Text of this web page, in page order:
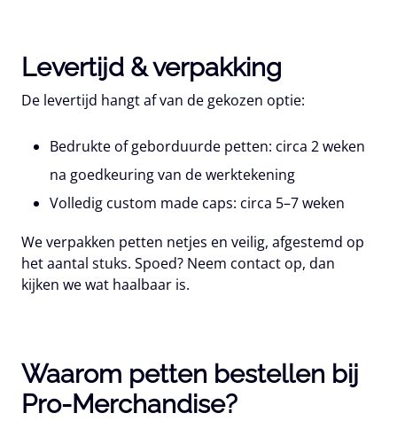
Levertijd & verpakking
De levertijd hangt af van de gekozen optie:
Bedrukte of geborduurde petten: circa 2 weken
na goedkeuring van de werktekening
Volledig custom made caps: circa 5–7 weken
We verpakken petten netjes en veilig, afgestemd op
het aantal stuks. Spoed? Neem contact op, dan
kijken we wat haalbaar is.
Waarom petten bestellen bij
Pro-Merchandise?